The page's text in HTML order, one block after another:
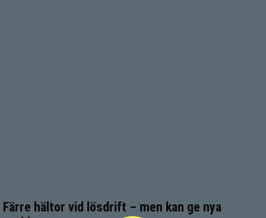
Färre hältor vid lösdrift – men kan ge nya